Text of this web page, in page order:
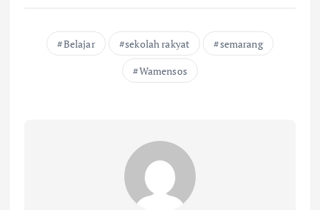
Belajar sekolah rakyat
semarang
Wamensos